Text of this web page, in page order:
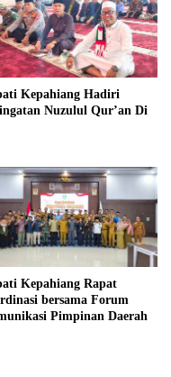
Kepahiang Hadiri
Nuzulul Qur’an Di
Kepahiang Rapat
bersama Forum
Pimpinan Daerah